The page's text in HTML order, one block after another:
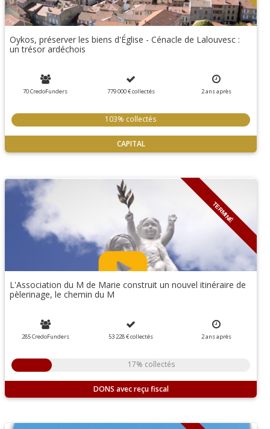
Oykos, préserver les biens d'Église - Cénacle de Lalouvesc :
un trésor ardéchois
70 CredoFunders 779 000 €collectés 2ansaprès
103% collectés
CAPITAL
TERMINÉ
L'Association du M de Marie construit un nouvel itinéraire de
pèlerinage, le chemin du M
285 CredoFunders 53 228 €collectés 2ansaprès
17% collectés
DONS